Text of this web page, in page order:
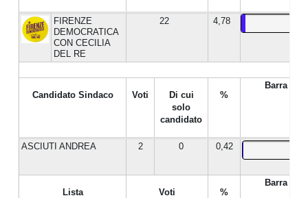
FIRENZE
DEMOCRATICA
CON CECILIA
DEL RE
22 4,78
Candidato Sindaco Voti
Di cui
solo
candidato
%
Barra %
ASCIUTI ANDREA 2 0 0,42
Lista Voti %
Barra %